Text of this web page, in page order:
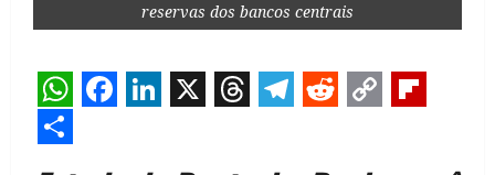
reservas dos bancos centrais
WhatsApp
Link
Share